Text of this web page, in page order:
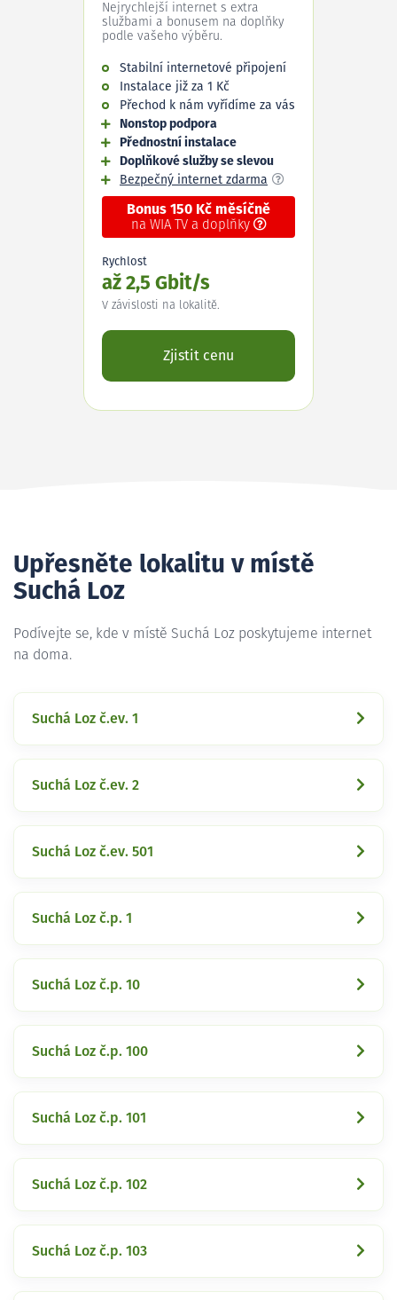
Nejrychlejší internet s extra
službami a bonusem na doplňky
podle vašeho výběru.
Stabilní internetové připojení
Instalace již za 1 Kč
Přechod k nám vyřídíme za vás
Nonstop podpora
Přednostní instalace
Doplňkové služby se slevou
Bezpečný internet zdarma
Bonus 150 Kč měsíčně
na WIA TV a doplňky
Rychlost
až 2,5 Gbit/s
V závislosti na lokalitě.
Zjistit cenu
Upřesněte lokalitu v místě
Suchá Loz
Podívejte se, kde v místě Suchá Loz poskytujeme internet
na doma.
Suchá Loz č.ev. 1
Suchá Loz č.ev. 2
Suchá Loz č.ev. 501
Suchá Loz č.p. 1
Suchá Loz č.p. 10
Suchá Loz č.p. 100
Suchá Loz č.p. 101
Suchá Loz č.p. 102
Suchá Loz č.p. 103